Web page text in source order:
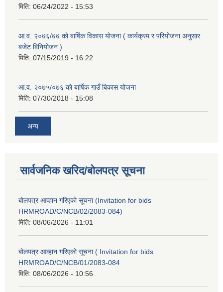
मिति: 06/24/2022 - 15:53
आ.व. २०७६/७७ को बार्षिक विकास योजना ( कार्यक्रम र परियोजना अनुसार
बजेट बिनियोजन )
मिति: 07/15/2019 - 16:22
आ.व. २०७५/०७६ काे बार्षिक गाउँ बिकास योजना
मिति: 07/30/2018 - 15:08
अन्य
सार्वजनिक खरिद/बोलपत्र सूचना
बोलपत्र आव्हान गरिएको सूचना (Invitation for bids
HRMROAD/C/NCB/02/2083-084)
मिति: 08/06/2026 - 11:01
बोलपत्र आव्हान गरिएको सूचना ( Invitation for bids
HRMROAD/C/NCB/01/2083-084
मिति: 08/06/2026 - 10:56